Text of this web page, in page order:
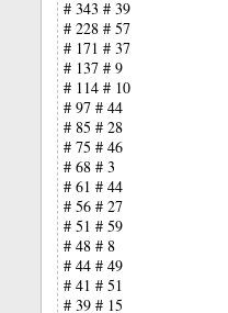
# 343 # 39
# 228 # 57
# 171 # 37
# 137 # 9
# 114 # 10
# 97 # 44
# 85 # 28
# 75 # 46
# 68 # 3
# 61 # 44
# 56 # 27
# 51 # 59
# 48 # 8
# 44 # 49
# 41 # 51
# 39 # 15